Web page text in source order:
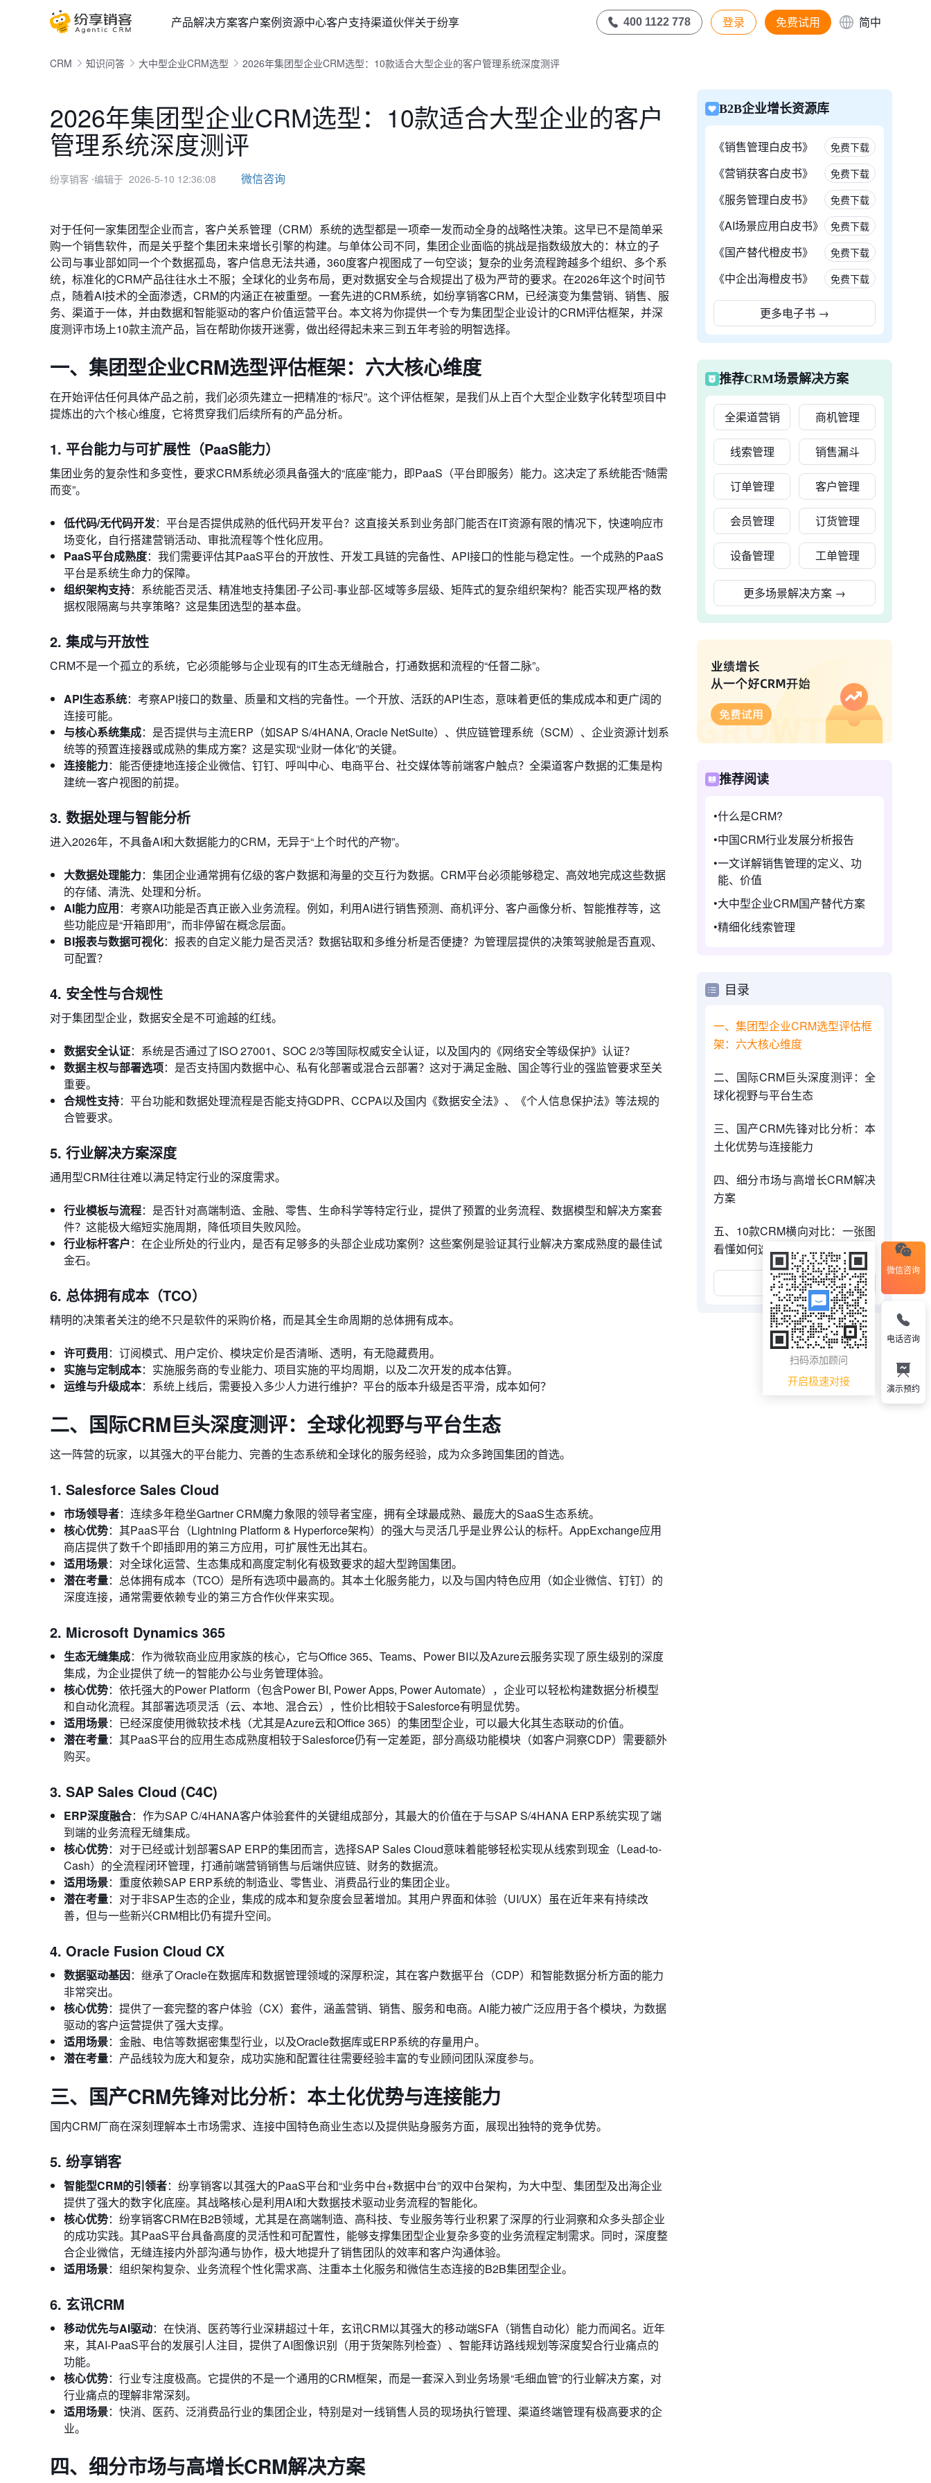
产品解决方案客户案例资源中心客户支持渠道伙伴关于纷享 400 1122 778 登录 免费试用 简中
CRM 知识问答 大中型企业CRM选型 2026年集团型企业CRM选型：10款适合大型企业的客户管理系统深度测评
2026年集团型企业CRM选型：10款适合大型企业的客户
管理系统深度测评
纷享销客 ⋅编辑于 2026-5-10 12:36:08 微信咨询
对于任何一家集团型企业而言，客户关系管理（CRM）系统的选型都是一项牵一发而动全身的战略性决策。这早已不是简单采
购一个销售软件，而是关乎整个集团未来增长引擎的构建。与单体公司不同，集团企业面临的挑战是指数级放大的：林立的子
公司与事业部如同一个个数据孤岛，客户信息无法共通，360度客户视图成了一句空谈；复杂的业务流程跨越多个组织、多个系
统，标准化的CRM产品往往水土不服；全球化的业务布局，更对数据安全与合规提出了极为严苛的要求。在2026年这个时间节
点，随着AI技术的全面渗透，CRM的内涵正在被重塑。一套先进的CRM系统，如纷享销客CRM，已经演变为集营销、销售、服
务、渠道于一体，并由数据和智能驱动的客户价值运营平台。本文将为你提供一个专为集团型企业设计的CRM评估框架，并深
度测评市场上10款主流产品，旨在帮助你拨开迷雾，做出经得起未来三到五年考验的明智选择。
一、集团型企业CRM选型评估框架：六大核心维度
在开始评估任何具体产品之前，我们必须先建立一把精准的“标尺”。这个评估框架，是我们从上百个大型企业数字化转型项目中
提炼出的六个核心维度，它将贯穿我们后续所有的产品分析。
1. 平台能力与可扩展性（PaaS能力）
集团业务的复杂性和多变性，要求CRM系统必须具备强大的“底座”能力，即PaaS（平台即服务）能力。这决定了系统能否“随需
而变”。
低代码/无代码开发：平台是否提供成熟的低代码开发平台？这直接关系到业务部门能否在IT资源有限的情况下，快速响应市
场变化，自行搭建营销活动、审批流程等个性化应用。
PaaS平台成熟度：我们需要评估其PaaS平台的开放性、开发工具链的完备性、API接口的性能与稳定性。一个成熟的PaaS
平台是系统生命力的保障。
组织架构支持：系统能否灵活、精准地支持集团-子公司-事业部-区域等多层级、矩阵式的复杂组织架构？能否实现严格的数
据权限隔离与共享策略？这是集团选型的基本盘。
2. 集成与开放性
CRM不是一个孤立的系统，它必须能够与企业现有的IT生态无缝融合，打通数据和流程的“任督二脉”。
API生态系统：考察API接口的数量、质量和文档的完备性。一个开放、活跃的API生态，意味着更低的集成成本和更广阔的
连接可能。
与核心系统集成：是否提供与主流ERP（如SAP S/4HANA, Oracle NetSuite）、供应链管理系统（SCM）、企业资源计划系
统等的预置连接器或成熟的集成方案？这是实现“业财一体化”的关键。
连接能力：能否便捷地连接企业微信、钉钉、呼叫中心、电商平台、社交媒体等前端客户触点？全渠道客户数据的汇集是构
建统一客户视图的前提。
3. 数据处理与智能分析
进入2026年，不具备AI和大数据能力的CRM，无异于“上个时代的产物”。
大数据处理能力：集团企业通常拥有亿级的客户数据和海量的交互行为数据。CRM平台必须能够稳定、高效地完成这些数据
的存储、清洗、处理和分析。
AI能力应用：考察AI功能是否真正嵌入业务流程。例如，利用AI进行销售预测、商机评分、客户画像分析、智能推荐等，这
些功能应是“开箱即用”，而非停留在概念层面。
BI报表与数据可视化：报表的自定义能力是否灵活？数据钻取和多维分析是否便捷？为管理层提供的决策驾驶舱是否直观、
可配置？
4. 安全性与合规性
对于集团型企业，数据安全是不可逾越的红线。
数据安全认证：系统是否通过了ISO 27001、SOC 2/3等国际权威安全认证，以及国内的《网络安全等级保护》认证？
数据主权与部署选项：是否支持国内数据中心、私有化部署或混合云部署？这对于满足金融、国企等行业的强监管要求至关
重要。
合规性支持：平台功能和数据处理流程是否能支持GDPR、CCPA以及国内《数据安全法》、《个人信息保护法》等法规的
合管要求。
5. 行业解决方案深度
通用型CRM往往难以满足特定行业的深度需求。
行业模板与流程：是否针对高端制造、金融、零售、生命科学等特定行业，提供了预置的业务流程、数据模型和解决方案套
件？这能极大缩短实施周期，降低项目失败风险。
行业标杆客户：在企业所处的行业内，是否有足够多的头部企业成功案例？这些案例是验证其行业解决方案成熟度的最佳试
金石。
6. 总体拥有成本（TCO）
精明的决策者关注的绝不只是软件的采购价格，而是其全生命周期的总体拥有成本。
许可费用：订阅模式、用户定价、模块定价是否清晰、透明，有无隐藏费用。
实施与定制成本：实施服务商的专业能力、项目实施的平均周期，以及二次开发的成本估算。
运维与升级成本：系统上线后，需要投入多少人力进行维护？平台的版本升级是否平滑，成本如何？
二、国际CRM巨头深度测评：全球化视野与平台生态
这一阵营的玩家，以其强大的平台能力、完善的生态系统和全球化的服务经验，成为众多跨国集团的首选。
1. Salesforce Sales Cloud
市场领导者：连续多年稳坐Gartner CRM魔力象限的领导者宝座，拥有全球最成熟、最庞大的SaaS生态系统。
核心优势：其PaaS平台（Lightning Platform & Hyperforce架构）的强大与灵活几乎是业界公认的标杆。AppExchange应用
商店提供了数千个即插即用的第三方应用，可扩展性无出其右。
适用场景：对全球化运营、生态集成和高度定制化有极致要求的超大型跨国集团。
潜在考量：总体拥有成本（TCO）是所有选项中最高的。其本土化服务能力，以及与国内特色应用（如企业微信、钉钉）的
深度连接，通常需要依赖专业的第三方合作伙伴来实现。
2. Microsoft Dynamics 365
生态无缝集成：作为微软商业应用家族的核心，它与Office 365、Teams、Power BI以及Azure云服务实现了原生级别的深度
集成，为企业提供了统一的智能办公与业务管理体验。
核心优势：依托强大的Power Platform（包含Power BI, Power Apps, Power Automate），企业可以轻松构建数据分析模型
和自动化流程。其部署选项灵活（云、本地、混合云），性价比相较于Salesforce有明显优势。
适用场景：已经深度使用微软技术栈（尤其是Azure云和Office 365）的集团型企业，可以最大化其生态联动的价值。
潜在考量：其PaaS平台的应用生态成熟度相较于Salesforce仍有一定差距，部分高级功能模块（如客户洞察CDP）需要额外
购买。
3. SAP Sales Cloud (C4C)
ERP深度融合：作为SAP C/4HANA客户体验套件的关键组成部分，其最大的价值在于与SAP S/4HANA ERP系统实现了端
到端的业务流程无缝集成。
核心优势：对于已经或计划部署SAP ERP的集团而言，选择SAP Sales Cloud意味着能够轻松实现从线索到现金（Lead-to-
Cash）的全流程闭环管理，打通前端营销销售与后端供应链、财务的数据流。
适用场景：重度依赖SAP ERP系统的制造业、零售业、消费品行业的集团企业。
潜在考量：对于非SAP生态的企业，集成的成本和复杂度会显著增加。其用户界面和体验（UI/UX）虽在近年来有持续改
善，但与一些新兴CRM相比仍有提升空间。
4. Oracle Fusion Cloud CX
数据驱动基因：继承了Oracle在数据库和数据管理领域的深厚积淀，其在客户数据平台（CDP）和智能数据分析方面的能力
非常突出。
核心优势：提供了一套完整的客户体验（CX）套件，涵盖营销、销售、服务和电商。AI能力被广泛应用于各个模块，为数据
驱动的客户运营提供了强大支撑。
适用场景：金融、电信等数据密集型行业，以及Oracle数据库或ERP系统的存量用户。
潜在考量：产品线较为庞大和复杂，成功实施和配置往往需要经验丰富的专业顾问团队深度参与。
三、国产CRM先锋对比分析：本土化优势与连接能力
国内CRM厂商在深刻理解本土市场需求、连接中国特色商业生态以及提供贴身服务方面，展现出独特的竞争优势。
5. 纷享销客
智能型CRM的引领者：纷享销客以其强大的PaaS平台和“业务中台+数据中台”的双中台架构，为大中型、集团型及出海企业
提供了强大的数字化底座。其战略核心是利用AI和大数据技术驱动业务流程的智能化。
核心优势：纷享销客CRM在B2B领域，尤其是在高端制造、高科技、专业服务等行业积累了深厚的行业洞察和众多头部企业
的成功实践。其PaaS平台具备高度的灵活性和可配置性，能够支撑集团型企业复杂多变的业务流程定制需求。同时，深度整
合企业微信，无缝连接内外部沟通与协作，极大地提升了销售团队的效率和客户沟通体验。
适用场景：组织架构复杂、业务流程个性化需求高、注重本土化服务和微信生态连接的B2B集团型企业。
6. 玄讯CRM
移动优先与AI驱动：在快消、医药等行业深耕超过十年，玄讯CRM以其强大的移动端SFA（销售自动化）能力而闻名。近年
来，其AI-PaaS平台的发展引人注目，提供了AI图像识别（用于货架陈列检查）、智能拜访路线规划等深度契合行业痛点的
功能。
核心优势：行业专注度极高。它提供的不是一个通用的CRM框架，而是一套深入到业务场景“毛细血管”的行业解决方案，对
行业痛点的理解非常深刻。
适用场景：快消、医药、泛消费品行业的集团企业，特别是对一线销售人员的现场执行管理、渠道终端管理有极高要求的企
业。
四、细分市场与高增长CRM解决方案
B2B企业增长资源库
《销售管理白皮书》 免费下载
《营销获客白皮书》 免费下载
《服务管理白皮书》 免费下载
《AI场景应用白皮书》 免费下载
《国产替代橙皮书》 免费下载
《中企出海橙皮书》 免费下载
更多电子书 →
推荐CRM场景解决方案
全渠道营销 商机管理
线索管理 销售漏斗
订单管理 客户管理
会员管理 订货管理
设备管理 工单管理
更多场景解决方案 →
推荐阅读
什么是CRM?
中国CRM行业发展分析报告
一文详解销售管理的定义、功
能、价值
大中型企业CRM国产替代方案
精细化线索管理
目录
一、集团型企业CRM选型评估框
架：六大核心维度
二、国际CRM巨头深度测评：全
球化视野与平台生态
三、国产CRM先锋对比分析：本
土化优势与连接能力
四、细分市场与高增长CRM解决
方案
五、10款CRM横向对比：一张图
看懂如何选择
展开更多
微信咨询
扫码添加顾问
开启极速对接
电话咨询
演示预约